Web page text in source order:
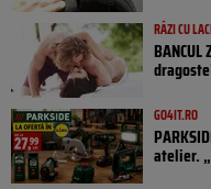
RÂZI CU
GO4IT.RO
atelier.